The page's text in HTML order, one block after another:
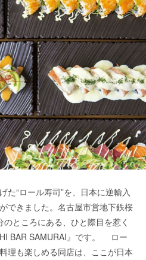
“ロール寿司”を、日本に逆輸入
できました。名古屋市営地下鉄桜
ところにある、ひと際目を惹く
BAR SAMURAI』です。 ロー
理も楽しめる同店は、ここが日本